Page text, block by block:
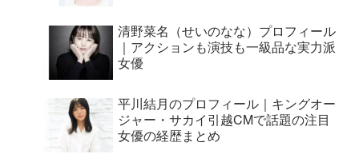
清野菜名（せいのなな）プロフィール
｜アクションも演技も一級品な実力派
女優
平川結月のプロフィール｜キングオー
ジャー・サカイ引越CMで話題の注目
女優の経歴まとめ